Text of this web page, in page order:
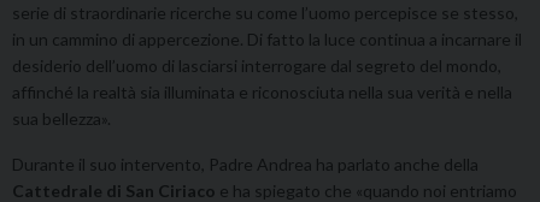
serie di straordinarie ricerche su come l’uomo percepisce se stesso,
in un cammino di appercezione. Di fatto la luce continua a incarnare il
desiderio dell’uomo di lasciarsi interrogare dal segreto del mondo,
affinché la realtà sia illuminata e riconosciuta nella sua verità e nella
sua bellezza».
Durante il suo intervento, Padre Andrea ha parlato anche della
Cattedrale di San Ciriaco e ha spiegato che «quando noi entriamo